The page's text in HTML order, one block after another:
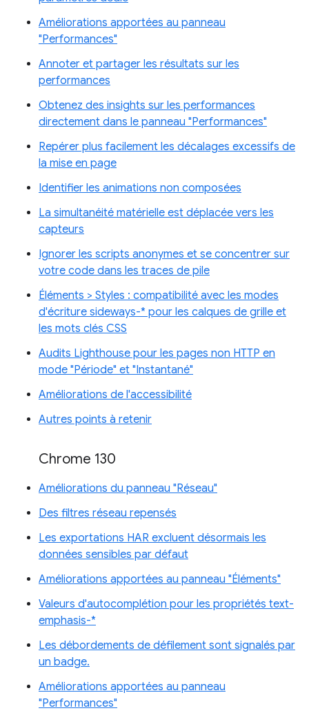
Améliorations apportées au panneau
"Performances"
Annoter et partager les résultats sur les
performances
Obtenez des insights sur les performances
directement dans le panneau "Performances"
Repérer plus facilement les décalages excessifs de
la mise en page
Identifier les animations non composées
La simultanéité matérielle est déplacée vers les
capteurs
Ignorer les scripts anonymes et se concentrer sur
votre code dans les traces de pile
Éléments > Styles : compatibilité avec les modes
d'écriture sideways-* pour les calques de grille et
les mots clés CSS
Audits Lighthouse pour les pages non HTTP en
mode "Période" et "Instantané"
Améliorations de l'accessibilité
Autres points à retenir
Chrome 130
Améliorations du panneau "Réseau"
Des filtres réseau repensés
Les exportations HAR excluent désormais les
données sensibles par défaut
Améliorations apportées au panneau "Éléments"
Valeurs d'autocomplétion pour les propriétés text-
emphasis-*
Les débordements de défilement sont signalés par
un badge.
Améliorations apportées au panneau
"Performances"